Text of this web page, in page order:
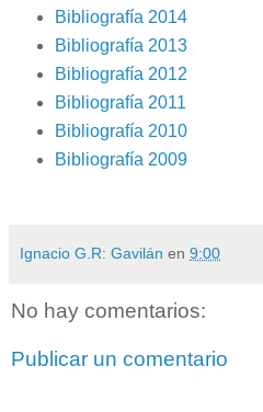
Bibliografía 2014
Bibliografía 2013
Bibliografía 2012
Bibliografía 2011
Bibliografía 2010
Bibliografía 2009
Ignacio G.R: Gavilán en 9:00
No hay comentarios:
Publicar un comentario